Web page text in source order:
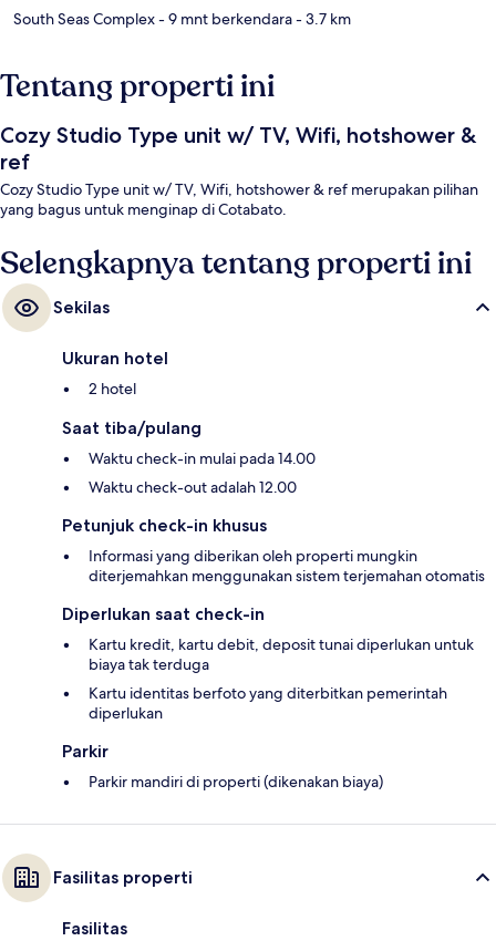
South Seas Complex- 9 mnt berkendara- 3.7 km
Tentang properti ini
Cozy Studio Type unit w/ TV, Wifi, hotshower &
ref
Cozy Studio Type unit w/ TV, Wifi, hotshower & ref merupakan pilihan
yang bagus untuk menginap di Cotabato.
Selengkapnya tentang properti ini
Sekilas
Ukuran hotel
2 hotel
Saat tiba/pulang
Waktu check-in mulai pada 14.00
Waktu check-out adalah 12.00
Petunjuk check-in khusus
Informasi yang diberikan oleh properti mungkin
diterjemahkan menggunakan sistem terjemahan otomatis
Diperlukan saat check-in
Kartu kredit, kartu debit, deposit tunai diperlukan untuk
biaya tak terduga
Kartu identitas berfoto yang diterbitkan pemerintah
diperlukan
Parkir
Parkir mandiri di properti (dikenakan biaya)
Fasilitas properti
Fasilitas